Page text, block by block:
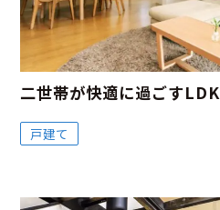
二世帯が快適に過ごすLDK
戸建て